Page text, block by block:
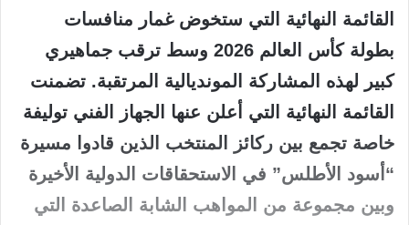
القائمة النهائية التي ستخوض غمار منافسات
بطولة كأس العالم 2026 وسط ترقب جماهيري
كبير لهذه المشاركة المونديالية المرتقبة. تضمنت
القائمة النهائية التي أعلن عنها الجهاز الفني توليفة
خاصة تجمع بين ركائز المنتخب الذين قادوا مسيرة
“أسود الأطلس” في الاستحقاقات الدولية الأخيرة
وبين مجموعة من المواهب الشابة الصاعدة التي